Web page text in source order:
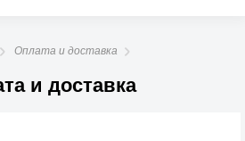
Оплата и доставка
и доставка